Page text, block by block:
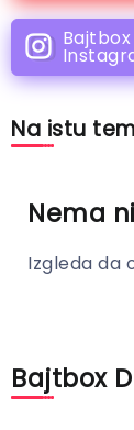
Bajtbox
Na istu
Nema
Izgleda da
Bajtbox